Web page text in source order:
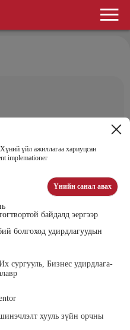
үйл ажиллагаа хариуцсан
implemationer
Үнийн санал авах
байдалд эергээр
болгоход удирдлагуудын
сургууль, Бизнес удирдлага-
хууль зүйн орчны
Багш болох
8057-0022